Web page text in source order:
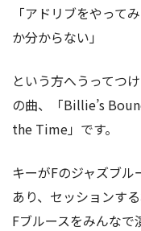
「アドリブをやって
か分からない」
という方へうってつ
の曲、「Billie’s
the Time」です。
キーがFのジャズブ
あり、セッションす
Fブルースをみんな